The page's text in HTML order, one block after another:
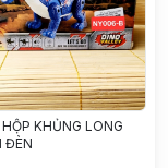
KHỦNG LONG
ĐÈN